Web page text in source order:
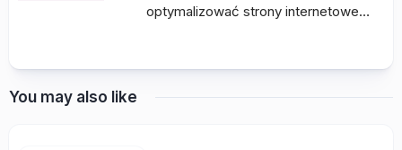
optymalizować strony internetowe…
You may also like